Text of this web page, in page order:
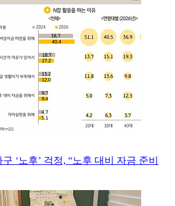
‘노후’ 걱정, “노후 대비 자금 준비